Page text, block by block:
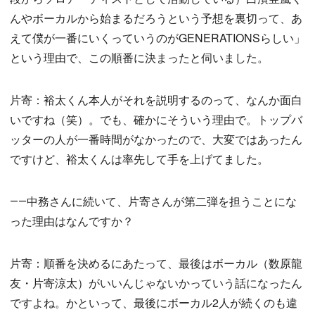
んやボーカルから始まるだろうという予想を裏切って、あ
えて僕が一番にいくっていうのがGENERATIONSらしい」
という理由で、この順番に決まったと伺いました。
片寄：裕太くん本人がそれを説明するのって、なんか面白
いですね（笑）。でも、確かにそういう理由で。トップバ
ッターの人が一番時間がなかったので、大変ではあったん
ですけど、裕太くんは率先して手を上げてました。
――中務さんに続いて、片寄さんが第二弾を担うことにな
った理由はなんですか？
片寄：順番を決めるにあたって、最後はボーカル（数原龍
友・片寄涼太）がいいんじゃないかっていう話になったん
ですよね。かといって、最後にボーカル2人が続くのも違